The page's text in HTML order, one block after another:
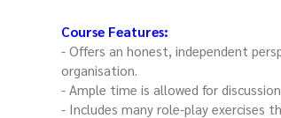
Course Features:
- Offers an honest, independent
organisation.
- Ample time is allowed for
- Includes many role-play exercises